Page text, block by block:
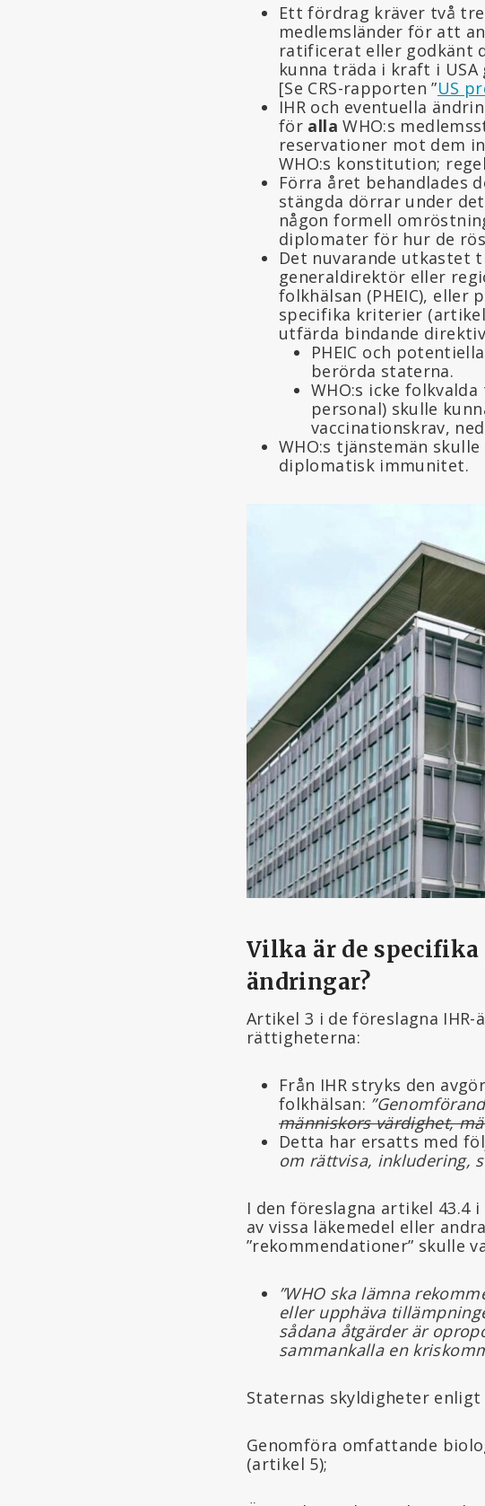
Ett fördrag kräver två
medlemsländer för att
ratificerat eller godkänt
kunna träda i kraft i
[Se CRS-rapporten ”US
IHR och eventuella
för alla WHO:s
reservationer mot dem
WHO:s konstitution;
Förra året behandlades
stängda dörrar under
någon formell
diplomater för hur de
Det nuvarande utkastet
generaldirektör eller
folkhälsan (PHEIC),
specifika kriterier (artikel
utfärda bindande
PHEIC och
berörda staterna.
WHO:s icke
personal) skulle
vaccinationskrav,
WHO:s tjänstemän
diplomatisk immunitet.
Vilka är de specifika
ändringar?
Artikel 3 i de föreslagna IHR-
rättigheterna:
Från IHR stryks den
folkhälsan:
människors värdighet,
Detta har ersatts med
om rättvisa, inkludering,
I den föreslagna artikel 43.4
av vissa läkemedel eller
”rekommendationer” skulle
”WHO ska lämna
eller upphäva
sådana åtgärder är
sammankalla en
Staternas skyldigheter
Genomföra omfattande
(artikel 5);